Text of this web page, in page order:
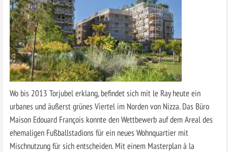
Wo bis 2013 Torjubel erklang, befindet sich mit le Ray heute ein
urbanes und äußerst grünes Viertel im Norden von Nizza. Das Büro
Maison Edouard François konnte den Wettbewerb auf dem Areal des
ehemaligen Fußballstadions für ein neues Wohnquartier mit
Mischnutzung für sich entscheiden. Mit einem Masterplan à la